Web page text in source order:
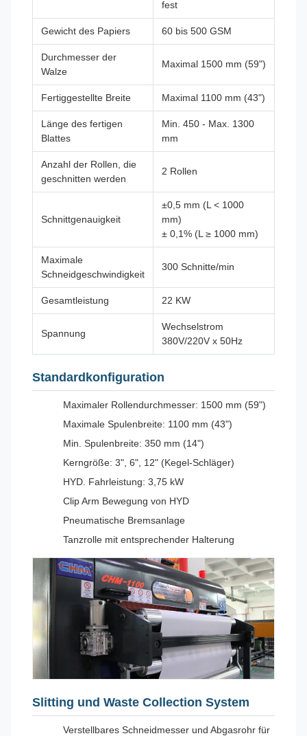
fest
Gewicht des Papiers 60 bis 500 GSM
Durchmesser der
Walze
Maximal 1500 mm (59")
Fertiggestellte Breite Maximal 1100 mm (43")
Länge des fertigen
Blattes
Min. 450 - Max. 1300
mm
Anzahl der Rollen, die
geschnitten werden
2 Rollen
Schnittgenauigkeit
±0,5 mm (L < 1000
mm)
± 0,1% (L ≥ 1000 mm)
Maximale
Schneidgeschwindigkeit
300 Schnitte/min
Gesamtleistung 22 KW
Spannung
Wechselstrom
380V/220V x 50Hz
Standardkonfiguration
Maximaler Rollendurchmesser: 1500 mm (59")
Maximale Spulenbreite: 1100 mm (43")
Min. Spulenbreite: 350 mm (14")
Kerngröße: 3", 6", 12" (Kegel-Schläger)
HYD. Fahrleistung: 3,75 kW
Clip Arm Bewegung von HYD
Pneumatische Bremsanlage
Tanzrolle mit entsprechender Halterung
Slitting und Waste Collection System
Verstellbares Schneidmesser und Abgasrohr für